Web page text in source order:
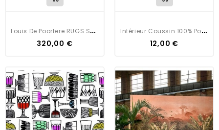
L
Ouis De Poortere RUGS SARI 8873
320,00 €
I
Ntérieur Coussin 100% Polyester
12,00 €